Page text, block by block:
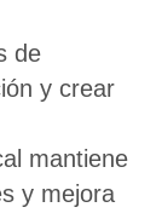
de
y crear
mantiene
y mejora